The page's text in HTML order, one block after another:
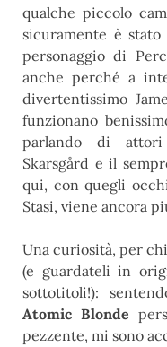
qualche piccolo
sicuramente è
personaggio di
anche perché a
divertentissimo
funzionano
parlando di
Skarsgård e il
qui, con quegli
Stasi, viene ancora
Una curiosità, per
(e guardateli in
sottotitoli!):
Atomic Blonde
pezzente, mi sono